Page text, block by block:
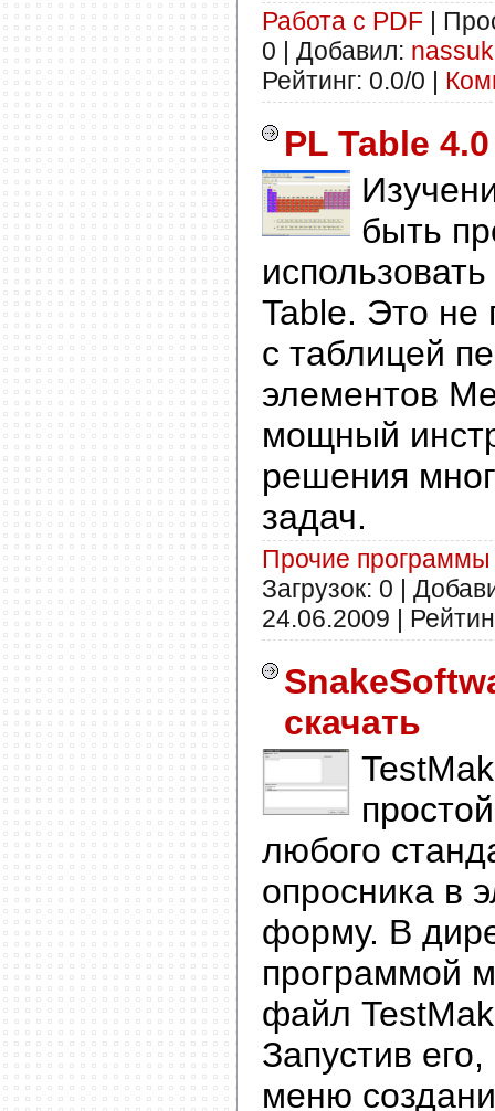
Работа с PDF |
0 | Добавил:
Рейтинг: 0.0/0 |
PL Table
быть
Table. Это не
с таблицей
элементов
мощный
решения
задач.
Прочие программы
Загрузок: 0 |
24.06.2009 |
скачать
любого
опросника в
форму. В
программой
файл
Запустив
меню